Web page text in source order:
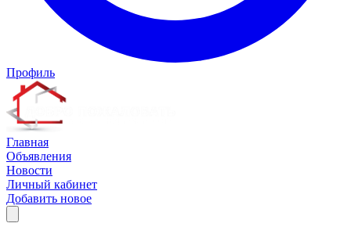
Профиль
Главная
Объявления
Новости
Личный кабинет
Добавить новое